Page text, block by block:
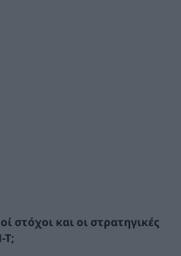
στόχοι και οι στρατηγικές
Τ;